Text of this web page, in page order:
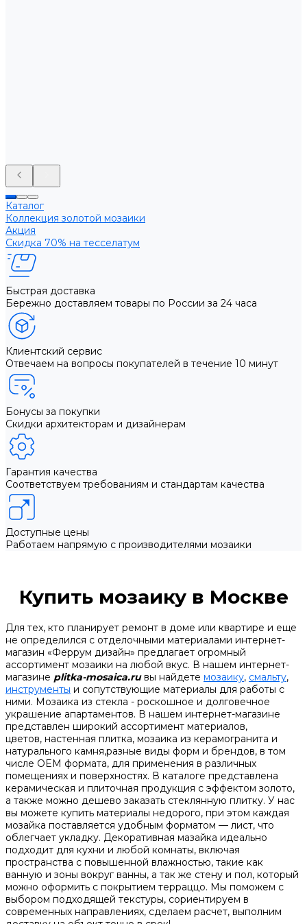
Каталог
Коллекция золотой мозаики
Акция
Скидка 70% на тесселатум
Быстрая доставка
Бережно доставляем товары по России за 24 часа
Клиентский сервис
Отвечаем на вопросы покупателей в течение 10 минут
Бонусы за покупки
Скидки архитекторам и дизайнерам
Гарантия качества
Соответствуем требованиям и стандартам качества
Доступные цены
Работаем напрямую с производителями мозаики
Купить мозаику в Москве
Для тех, кто планирует ремонт в доме или квартире и еще
не определился с отделочными материалами интернет-
магазин «Феррум дизайн» предлагает огромный
ассортимент мозаики на любой вкус. В нашем интернет-
магазине plitka-mosaica.ruвы найдете мозаику, смальту,
инструменты и сопутствующие материалы для работы с
ними. Мозаика из стекла - роскошное и долговечное
украшение апартаментов. В нашем интернет-магазине
представлен широкий ассортимент материалов,
цветов, настенная плитка, мозаика из керамогранита и
натурального камня,разные виды форм и брендов, в том
числе OEM формата, для применения в различных
помещениях и поверхностях. В каталоге представлена
керамическая и плиточная продукция с эффектом золото,
а также можно дешево заказать стеклянную плитку. У нас
вы можете купить материалы недорого, при этом каждая
мозайка поставляется удобным форматом — лист, что
облегчает укладку. Декоративная мазайка идеально
подходит для кухни и любой комнаты, включая
пространства с повышенной влажностью, такие как
ванную и зоны вокруг ванны, а так же стену и пол, который
можно оформить с покрытием терраццо. Мы поможем с
выбором подходящей текстуры, сориентируем в
современных направлениях, сделаем расчет, выполним